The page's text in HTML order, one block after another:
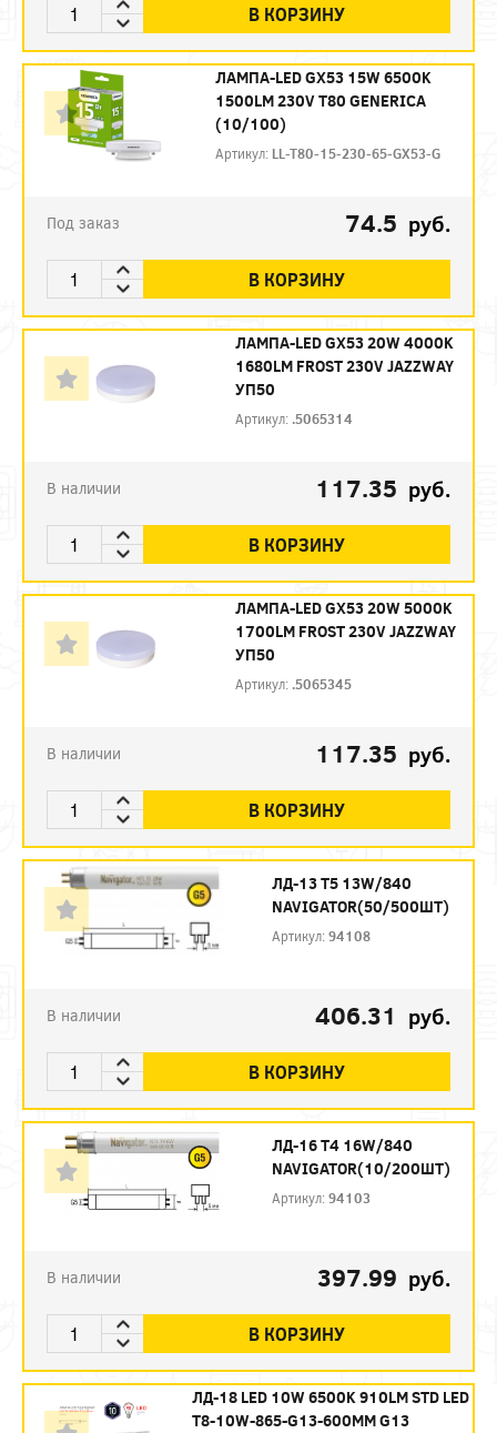
В КОРЗИНУ
ЛАМПА-LED GX53 15W 6500K
1500LM 230V T80 GENERICA
(10/100)
Артикул: LL-T80-15-230-65-GX53-G
Под заказ 74.5 руб.
В КОРЗИНУ
ЛАМПА-LED GX53 20W 4000K
1680LM FROST 230V JAZZWAY
УП50
Артикул: .5065314
В наличии 117.35 руб.
В КОРЗИНУ
ЛАМПА-LED GX53 20W 5000K
1700LM FROST 230V JAZZWAY
УП50
Артикул: .5065345
В наличии 117.35 руб.
В КОРЗИНУ
ЛД-13 Т5 13W/840
NAVIGATOR(50/500ШТ)
Артикул:94108
В наличии 406.31 руб.
В КОРЗИНУ
ЛД-16 Т4 16W/840
NAVIGATOR(10/200ШТ)
Артикул:94103
В наличии 397.99 руб.
В КОРЗИНУ
ЛД-18 LED 10W 6500K 910LM STD LED
T8-10W-865-G13-600MM G13